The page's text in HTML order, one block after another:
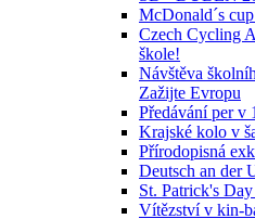
McDonald´s
Czech Cycling
škole!
Návštěva
Zažijte Evropu
Předávání per v
Krajské kolo v
Přírodopisná
Deutsch an der
St. Patrick's
Vítězství v kin-